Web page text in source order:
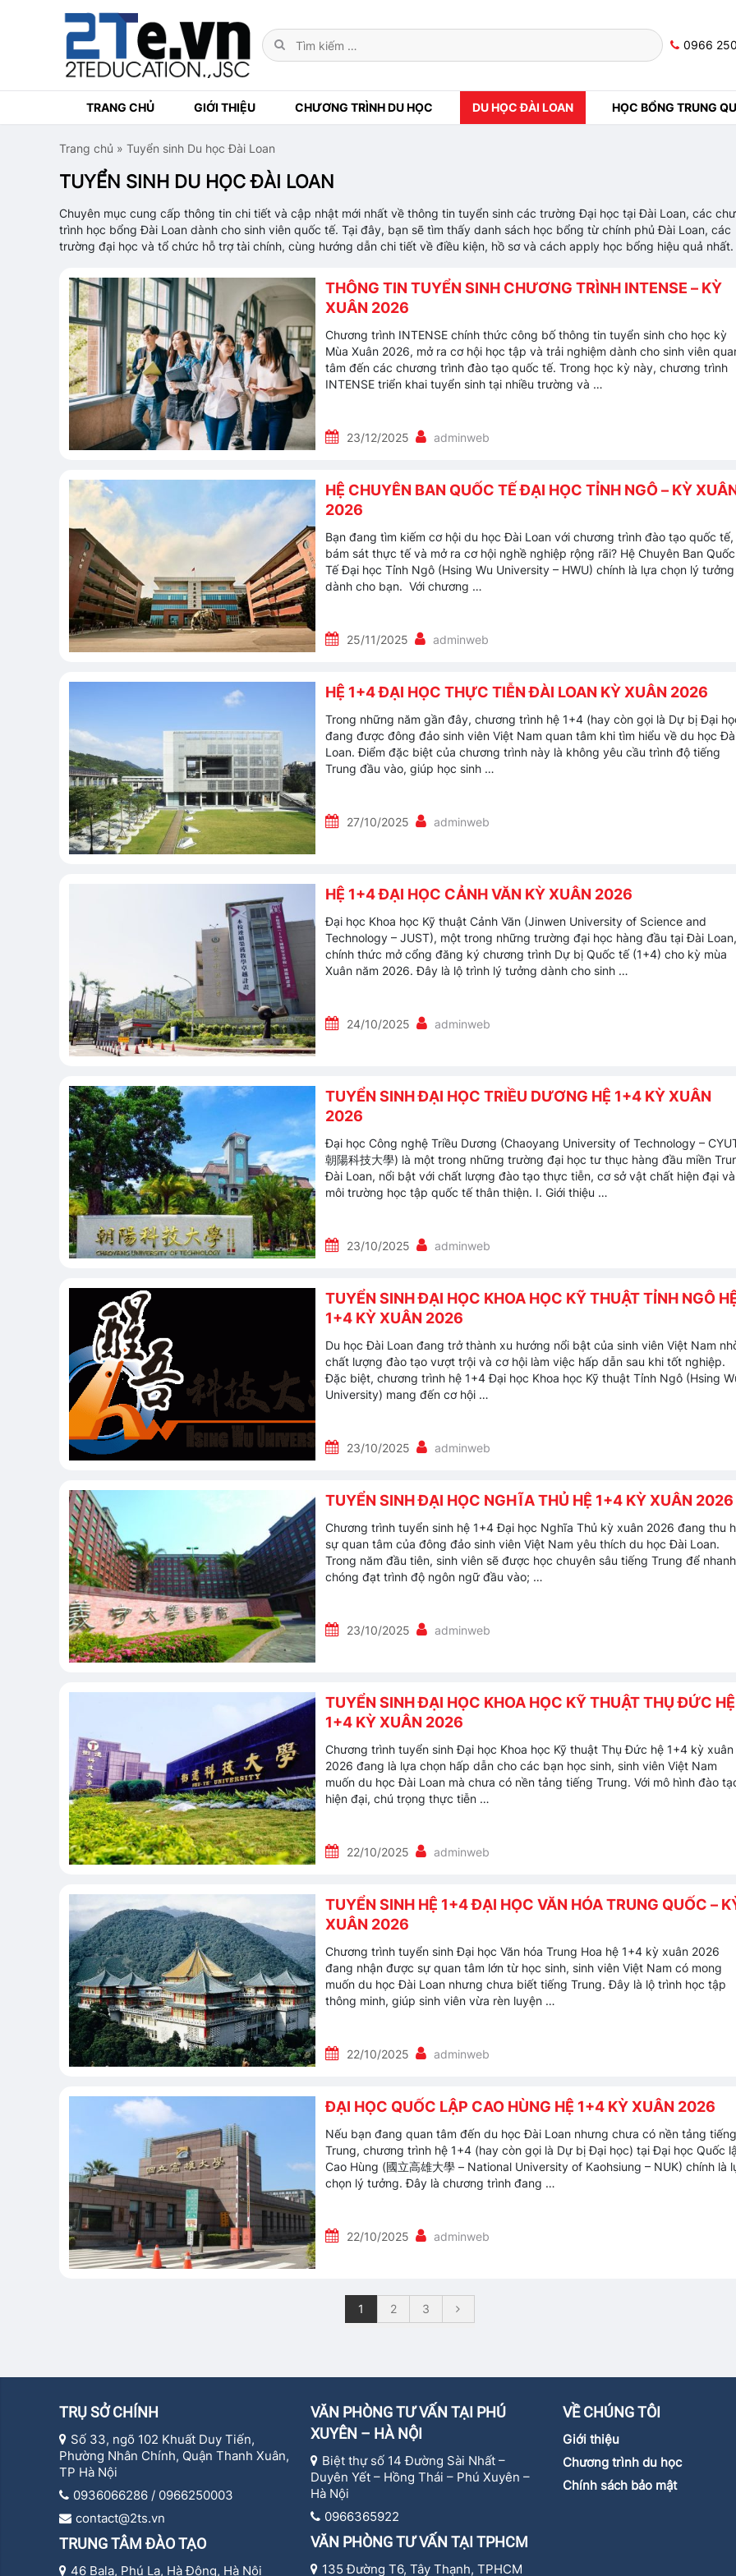
0966
TRANG CHỦ GIỚI THIỆU CHƯƠNG TRÌNH DU HỌC DU HỌC ĐÀI LOAN HỌC BỔNG TRUNG
Trang chủ » Tuyển sinh Du học Đài Loan
TUYỂN SINH DU HỌC ĐÀI LOAN
Chuyên mục cung cấp thông tin chi tiết và cập nhật mới nhất về thông tin tuyển sinh các trường Đại học tại Đài Loan, các
trình học bổng Đài Loan dành cho sinh viên quốc tế. Tại đây, bạn sẽ tìm thấy danh sách học bổng từ chính phủ Đài Loan, các
trường đại học và tổ chức hỗ trợ tài chính, cùng hướng dẫn chi tiết về điều kiện, hồ sơ và cách apply học bổng hiệu quả nhất.
THÔNG TIN TUYỂN SINH CHƯƠNG TRÌNH INTENSE – KỲ
XUÂN 2026
Chương trình INTENSE chính thức công bố thông tin tuyển sinh cho học kỳ
Mùa Xuân 2026, mở ra cơ hội học tập và trải nghiệm dành cho sinh viên
tâm đến các chương trình đào tạo quốc tế. Trong học kỳ này, chương trình
INTENSE triển khai tuyển sinh tại nhiều trường và …
23/12/2025 adminweb
HỆ CHUYÊN BAN QUỐC TẾ ĐẠI HỌC TỈNH NGÔ – KỲ
2026
Bạn đang tìm kiếm cơ hội du học Đài Loan với chương trình đào tạo quốc tế,
bám sát thực tế và mở ra cơ hội nghề nghiệp rộng rãi? Hệ Chuyên Ban Quốc
Tế Đại học Tỉnh Ngô (Hsing Wu University – HWU) chính là lựa chọn lý tưởng
dành cho bạn. Với chương …
25/11/2025 adminweb
HỆ 1+4 ĐẠI HỌC THỰC TIỄN ĐÀI LOAN KỲ XUÂN 2026
Trong những năm gần đây, chương trình hệ 1+4 (hay còn gọi là Dự bị Đại
đang được đông đảo sinh viên Việt Nam quan tâm khi tìm hiểu về du học
Loan. Điểm đặc biệt của chương trình này là không yêu cầu trình độ tiếng
Trung đầu vào, giúp học sinh …
27/10/2025 adminweb
HỆ 1+4 ĐẠI HỌC CẢNH VĂN KỲ XUÂN 2026
Đại học Khoa học Kỹ thuật Cảnh Văn (Jinwen University of Science and
Technology – JUST), một trong những trường đại học hàng đầu tại Đài Loan,
chính thức mở cổng đăng ký chương trình Dự bị Quốc tế (1+4) cho kỳ mùa
Xuân năm 2026. Đây là lộ trình lý tưởng dành cho sinh …
24/10/2025 adminweb
TUYỂN SINH ĐẠI HỌC TRIỀU DƯƠNG HỆ 1+4 KỲ XUÂN
2026
Đại học Công nghệ Triều Dương (Chaoyang University of Technology –
朝陽科技大學) là một trong những trường đại học tư thục hàng đầu miền
Đài Loan, nổi bật với chất lượng đào tạo thực tiễn, cơ sở vật chất hiện đại và
môi trường học tập quốc tế thân thiện. I. Giới thiệu …
23/10/2025 adminweb
TUYỂN SINH ĐẠI HỌC KHOA HỌC KỸ THUẬT TỈNH NGÔ
1+4 KỲ XUÂN 2026
Du học Đài Loan đang trở thành xu hướng nổi bật của sinh viên Việt Nam
chất lượng đào tạo vượt trội và cơ hội làm việc hấp dẫn sau khi tốt nghiệp.
Đặc biệt, chương trình hệ 1+4 Đại học Khoa học Kỹ thuật Tỉnh Ngô (Hsing
University) mang đến cơ hội …
23/10/2025 adminweb
TUYỂN SINH ĐẠI HỌC NGHĨA THỦ HỆ 1+4 KỲ XUÂN 2026
Chương trình tuyển sinh hệ 1+4 Đại học Nghĩa Thủ kỳ xuân 2026 đang thu
sự quan tâm của đông đảo sinh viên Việt Nam yêu thích du học Đài Loan.
Trong năm đầu tiên, sinh viên sẽ được học chuyên sâu tiếng Trung để nhanh
chóng đạt trình độ ngôn ngữ đầu vào; …
23/10/2025 adminweb
TUYỂN SINH ĐẠI HỌC KHOA HỌC KỸ THUẬT THỤ ĐỨC HỆ
1+4 KỲ XUÂN 2026
Chương trình tuyển sinh Đại học Khoa học Kỹ thuật Thụ Đức hệ 1+4 kỳ xuân
2026 đang là lựa chọn hấp dẫn cho các bạn học sinh, sinh viên Việt Nam
muốn du học Đài Loan mà chưa có nền tảng tiếng Trung. Với mô hình đào
hiện đại, chú trọng thực tiễn …
22/10/2025 adminweb
TUYỂN SINH HỆ 1+4 ĐẠI HỌC VĂN HÓA TRUNG QUỐC –
XUÂN 2026
Chương trình tuyển sinh Đại học Văn hóa Trung Hoa hệ 1+4 kỳ xuân 2026
đang nhận được sự quan tâm lớn từ học sinh, sinh viên Việt Nam có mong
muốn du học Đài Loan nhưng chưa biết tiếng Trung. Đây là lộ trình học tập
thông minh, giúp sinh viên vừa rèn luyện …
22/10/2025 adminweb
ĐẠI HỌC QUỐC LẬP CAO HÙNG HỆ 1+4 KỲ XUÂN 2026
Nếu bạn đang quan tâm đến du học Đài Loan nhưng chưa có nền tảng tiếng
Trung, chương trình hệ 1+4 (hay còn gọi là Dự bị Đại học) tại Đại học Quốc
Cao Hùng (國立高雄大學 – National University of Kaohsiung – NUK) chính là
chọn lý tưởng. Đây là chương trình đang …
22/10/2025 adminweb
1 2 3
TRỤ SỞ CHÍNH
Số 33, ngõ 102 Khuất Duy Tiến,
Phường Nhân Chính, Quận Thanh Xuân,
TP Hà Nội
0936066286 / 0966250003
contact@2ts.vn
TRUNG TÂM ĐÀO TẠO
46 Bala, Phú La, Hà Đông, Hà Nội
VĂN PHÒNG TƯ VẤN TẠI PHÚ
XUYÊN – HÀ NỘI
Biệt thự số 14 Đường Sài Nhất –
Duyên Yết – Hồng Thái – Phú Xuyên –
Hà Nội
0966365922
VĂN PHÒNG TƯ VẤN TẠI TPHCM
135 Đường T6, Tây Thạnh, TPHCM
VỀ CHÚNG TÔI
Giới thiệu
Chương trình du học
Chính sách bảo mật